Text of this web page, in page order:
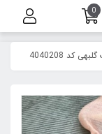
4040208
0